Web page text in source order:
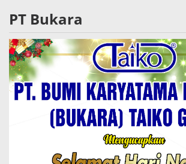
PT Bukara